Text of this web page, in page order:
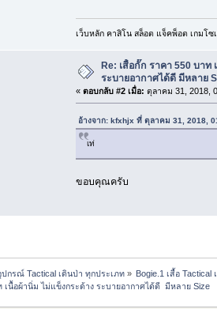
เว็บหลัก คาสิโน สล็อต แจ็คพ็อต เกมโซ
Re: เสื้อกั๊ก ราคา 550 บาท
ระบายอากาศได้ดี มีหลาย
« ตอบกลับ #2 เมื่อ: ตุลาคม 31, 2018,
อ้างจาก: kfxhjx ที่ ตุลาคม 31, 2018,
เท่
ขอบคุณครับ
ปกรณ์ Tactical เดินป่า ทุกประเภท» Bogie.1 เสื้อ
เนื้อผ้านิ่ม ไม่แข็งกระด้าง ระบายอากาศได้ดี  มีหลาย Size